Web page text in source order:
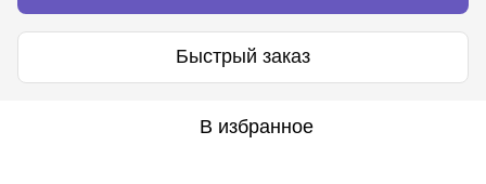
Быстрый заказ
В избранное